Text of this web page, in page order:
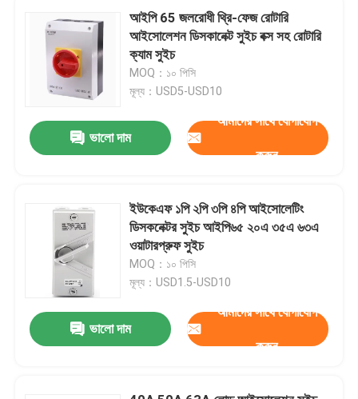
আইপি 65 জলরোধী থ্রি-ফেজ রোটারি
আইসোলেশন ডিসকানেক্ট সুইচ বক্স সহ রোটারি
ক্যাম সুইচ
MOQ：১০ পিসি
মূল্য：USD5-USD10
ভালো দাম
আমাদের সাথে যোগাযোগ
করুন
ইউকেএফ ১পি ২পি ৩পি ৪পি আইসোলেটিং
ডিসকনেক্টর সুইচ আইপি৬৫ ২০এ ৩৫এ ৬৩এ
ওয়াটারপ্রুফ সুইচ
MOQ：১০ পিসি
মূল্য：USD1.5-USD10
ভালো দাম
আমাদের সাথে যোগাযোগ
করুন